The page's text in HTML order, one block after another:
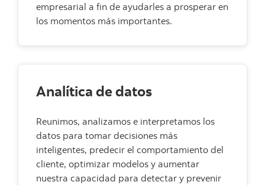
empresarial a fin de ayudarles a prosperar en
los momentos más importantes.
Analítica de datos
Reunimos, analizamos e interpretamos los
datos para tomar decisiones más
inteligentes, predecir el comportamiento del
cliente, optimizar modelos y aumentar
nuestra capacidad para detectar y prevenir